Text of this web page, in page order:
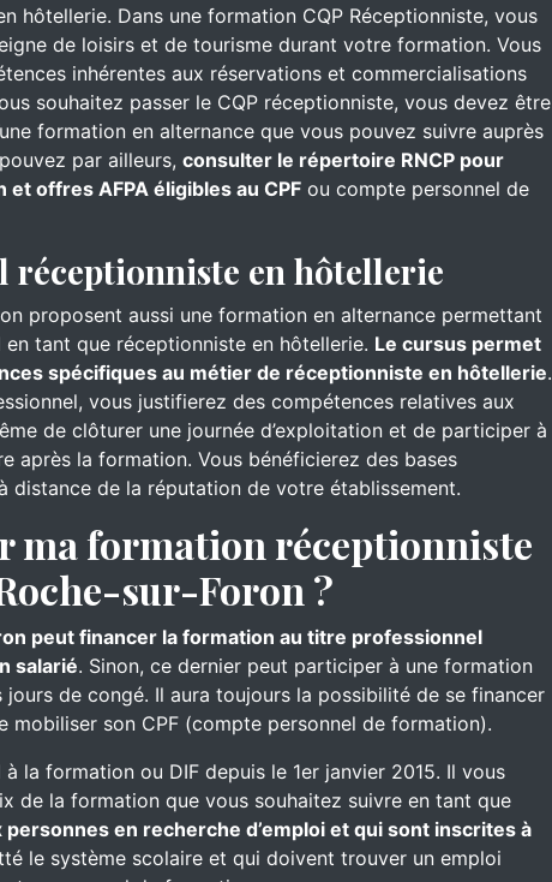
hôtellerie. Dans une formation CQP Réceptionniste, vous
de loisirs et de tourisme durant votre formation. Vous
inhérentes aux réservations et commercialisations
souhaitez passer le CQP réceptionniste, vous devez être
formation en alternance que vous pouvez suivre auprès
par ailleurs, consulter le répertoire RNCP pour
offres AFPA éligibles au CPF ou compte personnel de
réceptionniste en hôtellerie
proposent aussi une formation en alternance permettant
tant que réceptionniste en hôtellerie. Le cursus permet
spécifiques au métier de réceptionniste en hôtellerie.
vous justifierez des compétences relatives aux
de clôturer une journée d’exploitation et de participer à
après la formation. Vous bénéficierez des bases
distance de la réputation de votre établissement.
ma formation réceptionniste
sur-Foron ?
peut financer la formation au titre professionnel
salarié. Sinon, ce dernier peut participer à une formation
de congé. Il aura toujours la possibilité de se financer
mobiliser son CPF (compte personnel de formation).
la formation ou DIF depuis le 1er janvier 2015. Il vous
de la formation que vous souhaitez suivre en tant que
personnes en recherche d’emploi et qui sont inscrites à
le système scolaire et qui doivent trouver un emploi